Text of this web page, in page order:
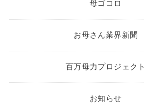
母ゴコロ
お母さん業界新聞
百万母力プロジェクト
お知らせ